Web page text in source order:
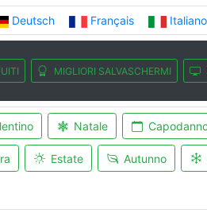
Deutsch Français Italiano
MIGLIORI SALVASCHERMI
Natale
Estate Autunno